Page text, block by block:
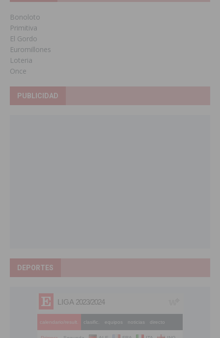
Bonoloto
Primitiva
El Gordo
Euromillones
Loteria
Once
PUBLICIDAD
DEPORTES